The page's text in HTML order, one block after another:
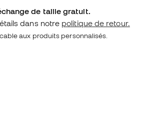
de taille gratuit.
dans notre politique de retour.
aux produits personnalisés.